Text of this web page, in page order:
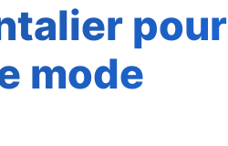
pour
mode